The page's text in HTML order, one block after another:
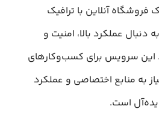
فروشگاه آنلاین با ترافیک
دنبال عملکرد بالا، امنیت و
سرویس برای کسب‌وکارهای
به منابع اختصاصی و عملکرد
است.